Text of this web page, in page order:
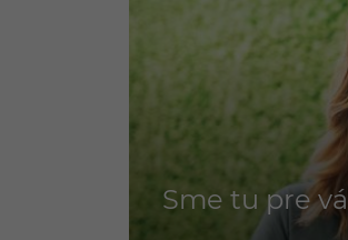
Sme tu pre